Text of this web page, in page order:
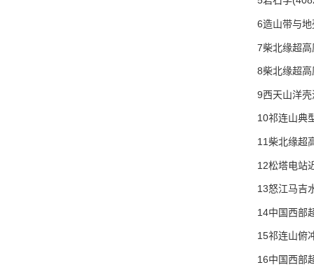
6造山带与
7柴北缘超
8柴北缘超
9西天山洋
10祁连山典
11柴北缘超
12松塔电站
13怒江马吉
14中国西部
15祁连山俯
16中国西部